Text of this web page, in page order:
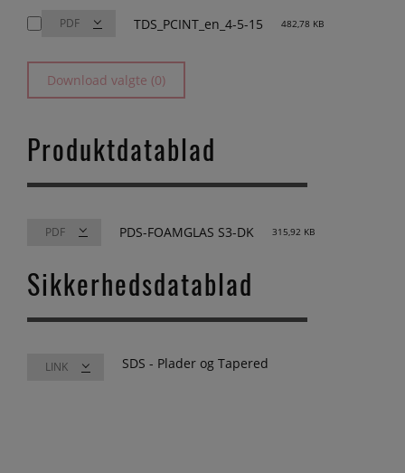
TDS_PCINT_en_4-5-15 482,78 KB
Download valgte (0)
Produktdatablad
PDS-FOAMGLAS S3-DK 315,92 KB
Sikkerhedsdatablad
LINK SDS - Plader og Tapered